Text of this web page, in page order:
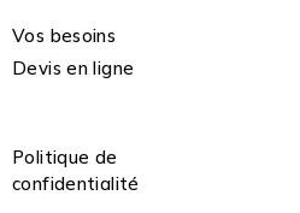
Vos besoins
Devis en ligne
Politique de
confidentialité